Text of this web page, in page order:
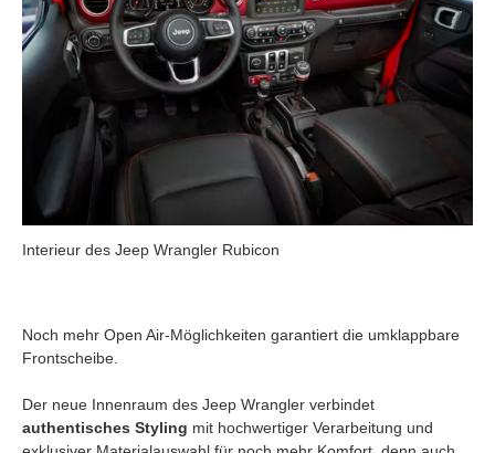
Interieur des Jeep Wrangler Rubicon
Noch mehr Open Air-Möglichkeiten garantiert die umklappbare
Frontscheibe.
Der neue Innenraum des Jeep Wrangler verbindet
authentisches Styling mit hochwertiger Verarbeitung und